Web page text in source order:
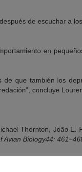
de escuchar a
en
que también los
concluye
Thornton, João E.
Avian Biology44:
regístrateen SINC